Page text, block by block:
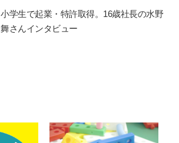
小学生で起業・特許取得。16歳社長の水野
舞さんインタビュー